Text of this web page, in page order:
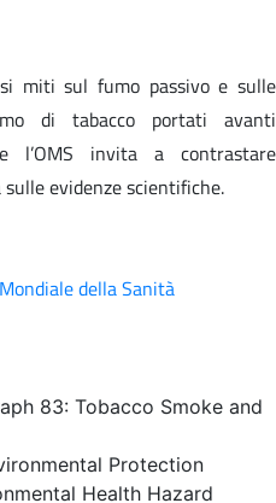
miti sul fumo passivo e sulle
di tabacco portati avanti
l’OMS invita a contrastare
evidenze scientifiche.
della Sanità
83: Tobacco Smoke and
Protection
Health Hazard